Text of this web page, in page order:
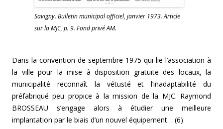
Savigny. Bulletin municipal officiel, janvier 1973. Article
sur la MJC, p. 9. Fond privé AM.
Dans la convention de septembre 1975 qui lie l’association à
la ville pour la mise à disposition gratuite des locaux, la
municipalité reconnaît la vétusté et l’inadaptabilité du
préfabriqué peu propice à la mission de la MJC. Raymond
BROSSEAU s’engage alors à étudier une meilleure
implantation par le biais d’un nouvel équipement… (6)